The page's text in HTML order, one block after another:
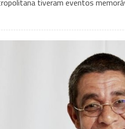
tiveram eventos